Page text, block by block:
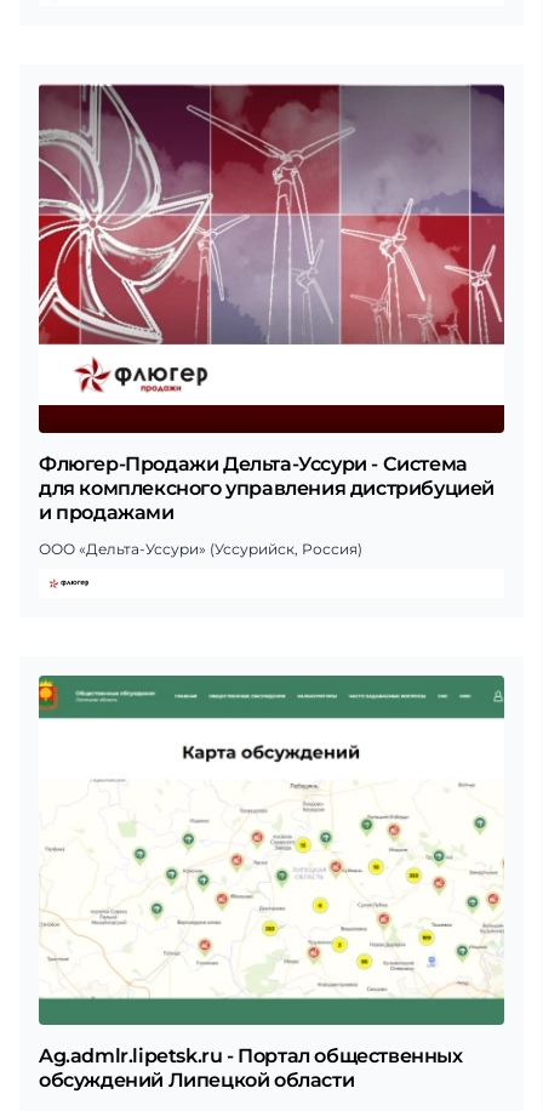
Флюгер-Продажи Дельта-Уссури - Система
для комплексного управления дистрибуцией
и продажами
ООО «Дельта-Уссури» (Уссурийск, Россия)
Ag.admlr.lipetsk.ru - Портал общественных
обсуждений Липецкой области